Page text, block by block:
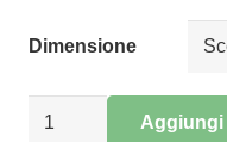
Dimensione
Lampadario
Aggiungi